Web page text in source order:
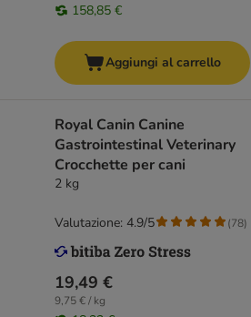
158,85 €
Aggiungi al carrello
Royal Canin Canine
Gastrointestinal Veterinary
Crocchette per cani
2 kg
19,49 €
9,75 € / kg
Valutazione: 4.9/5 (78)